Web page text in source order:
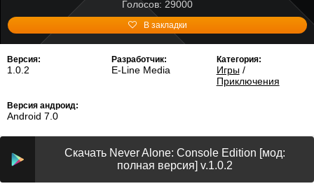
Голосов: 29000
В закладки
Версия:
1.0.2
Разработчик:
E-Line Media
Категория:
Игры/
Приключения
Версия андроид:
Android 7.0
Скачать Never Alone: Console Edition [мод:
полная версия] v.1.0.2